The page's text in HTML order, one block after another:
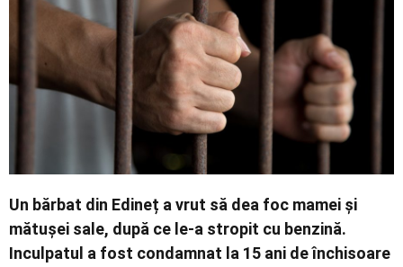
Contact
Un bărbat din Edineț a vrut să dea foc mamei și
mătușei sale, după ce le-a stropit cu benzină.
Inculpatul a fost condamnat la 15 ani de închisoare